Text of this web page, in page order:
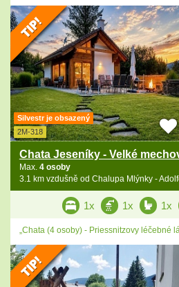
Silvestr je obsazený
2M-318
Chata Jeseníky - Velké
Max. 4 osoby
3.1 km vzdušně od Chalupa Mlýnky -
1x 1x 1x
„Chata (4 osoby) - Priessnitzovy léčebné